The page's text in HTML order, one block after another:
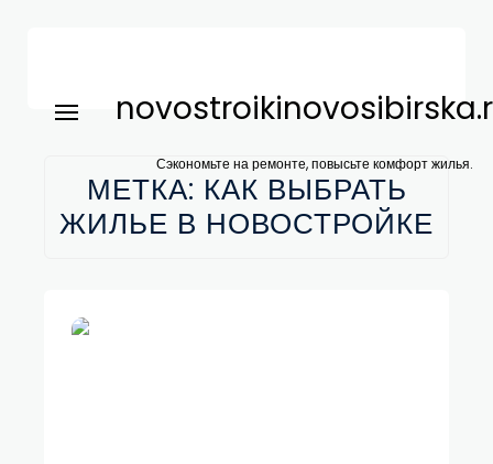
Сэкономьте на ремонте, повысьте комфорт жилья.
МЕТКА: КАК ВЫБРАТЬ
ЖИЛЬЕ В НОВОСТРОЙКЕ